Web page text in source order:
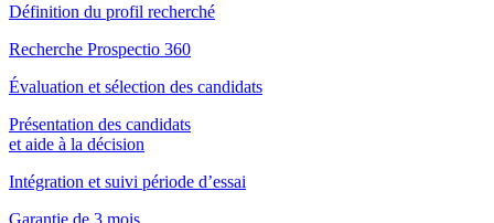
Définition du profil recherché
Recherche Prospectio 360
Évaluation et sélection des candidats
Présentation des candidats
et aide à la décision
Intégration et suivi période d’essai
Garantie de 3 mois